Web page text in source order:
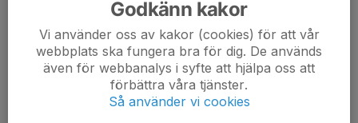
Wildcats som hade en division 2-plats väntande. Klubben bytte
namn tillSurte Bandyklubb och arbetet med att återupprätta
förtroendet tog vid. Ungdomsverksamhet, driften av Jennylund
och alla andra stora och små aktiviteter som krävs för att driva
föreningen kom igång på ett bra sätt och bandyn frodades åter
Godkänn kakor
Vi använder oss av kakor (cookies) för att vår
webbplats ska fungera bra för dig. De används
även för webbanalys i syfte att hjälpa oss att
förbättra våra tjänster.
Så använder vi cookies